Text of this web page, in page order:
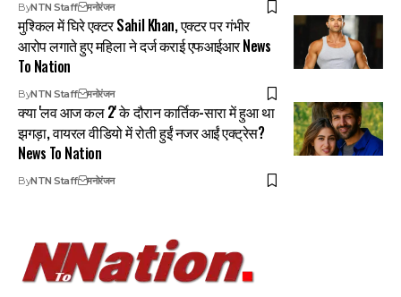
ByNTN Staff मनोरंजन
मुश्किल में घिरे एक्टर Sahil Khan, एक्टर पर गंभीर
आरोप लगाते हुए महिला ने दर्ज कराई एफआईआर News
To Nation
ByNTN Staff मनोरंजन
क्या 'लव आज कल 2' के दौरान कार्तिक-सारा में हुआ था
झगड़ा, वायरल वीडियो में रोती हुईं नजर आईं एक्ट्रेस?
News To Nation
ByNTN Staff मनोरंजन